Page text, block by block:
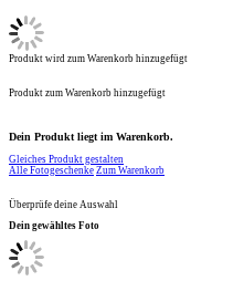
Produkt wird zum Warenkorb hinzugefügt
Produkt zum Warenkorb hinzugefügt
Dein Produkt liegt im Warenkorb.
Gleiches Produkt gestalten
Alle Fotogeschenke Zum Warenkorb
Überprüfe deine Auswahl
Dein gewähltes Foto